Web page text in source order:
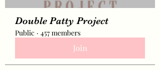
Double Patty Project
Public · 457 members
Join